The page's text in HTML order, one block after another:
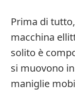
Prima di
macchina
solito è
si muovono
maniglie